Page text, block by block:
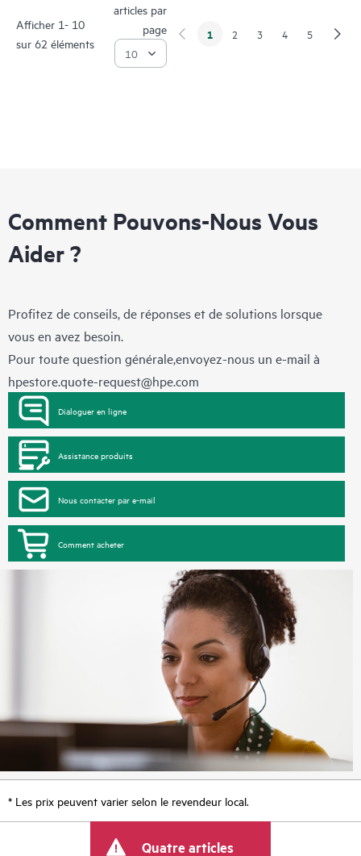
Afficher 1- 10
sur 62 éléments
articles par
page
1 2 3 4 5
Comment Pouvons-Nous Vous
Aider ?
Profitez de conseils, de réponses et de solutions lorsque
vous en avez besoin.
Pour toute question générale,envoyez-nous un e-mail à
hpestore.quote-request@hpe.com
Dialoguer en ligne
Assistance produits
Nous contacter par e-mail
Comment acheter
* Les prix peuvent varier selon le revendeur local.
Quatre articles